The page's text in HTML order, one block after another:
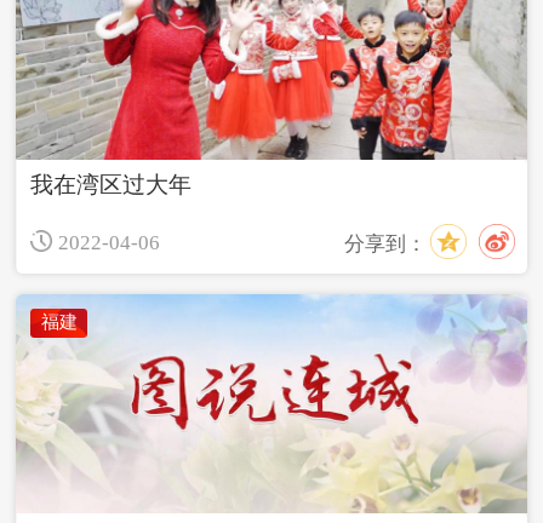
我在湾区过大年
2022-04-06 分享到：
福建